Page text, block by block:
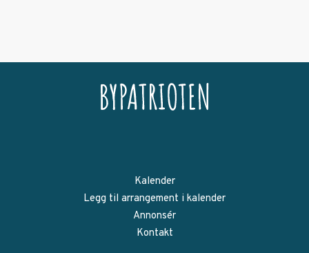
Kalender
Legg til arrangement i kalender
Annonsér
Kontakt